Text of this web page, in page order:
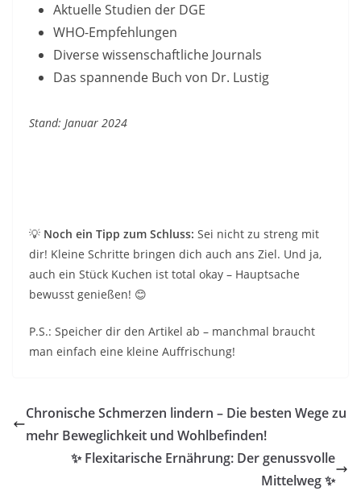
Aktuelle Studien der DGE
WHO-Empfehlungen
Diverse wissenschaftliche Journals
Das spannende Buch von Dr. Lustig
Stand: Januar 2024
💡 Noch ein Tipp zum Schluss: Sei nicht zu streng mit
dir! Kleine Schritte bringen dich auch ans Ziel. Und ja,
auch ein Stück Kuchen ist total okay – Hauptsache
bewusst genießen! 😊
P.S.: Speicher dir den Artikel ab – manchmal braucht
man einfach eine kleine Auffrischung!
Chronische Schmerzen lindern – Die besten Wege zu
mehr Beweglichkeit und Wohlbefinden!
✨ Flexitarische Ernährung: Der genussvolle
Mittelweg ✨